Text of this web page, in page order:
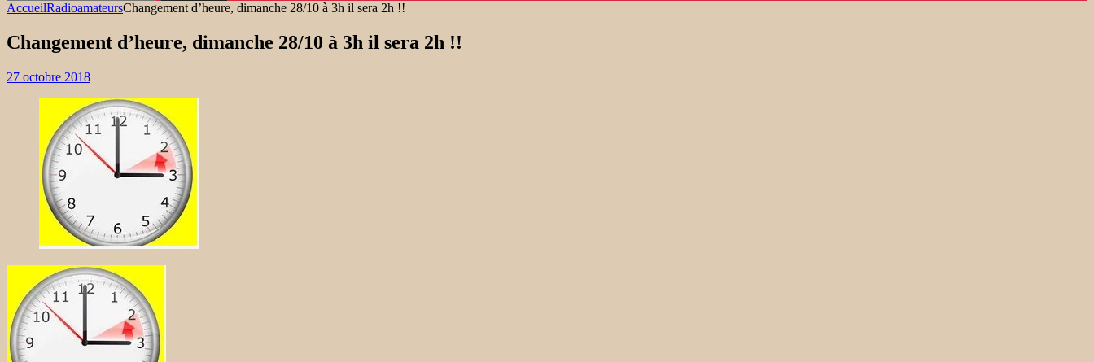
AccueilRadioamateursChangement d’heure, dimanche 28/10 à 3h il sera 2h !!
Changement d’heure, dimanche 28/10 à 3h il sera 2h !!
27 octobre 2018